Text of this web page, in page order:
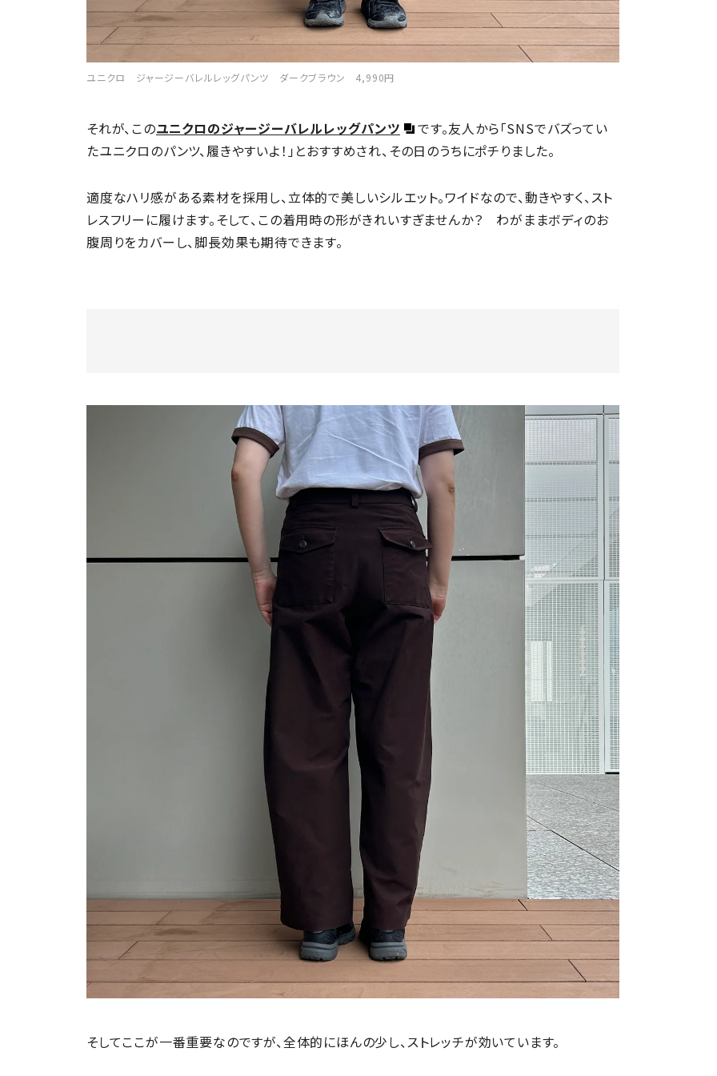
ユニクロ ジャージーバレルレッグパンツ ダークブラウン 4,990円
それが、このユニクロのジャージーバレルレッグパンツ
です。友人から「SNSでバズってい
たユニクロのパンツ、履きやすいよ！」とおすすめされ、その日のうちにポチりました。
適度なハリ感がある素材を採用し、立体的で美しいシルエット。ワイドなので、動きやすく、スト
レスフリーに履けます。そして、この着用時の形がきれいすぎませんか？ わがままボディのお
腹周りをカバーし、脚長効果も期待できます。
そしてここが一番重要なのですが、全体的にほんの少し、ストレッチが効いています。